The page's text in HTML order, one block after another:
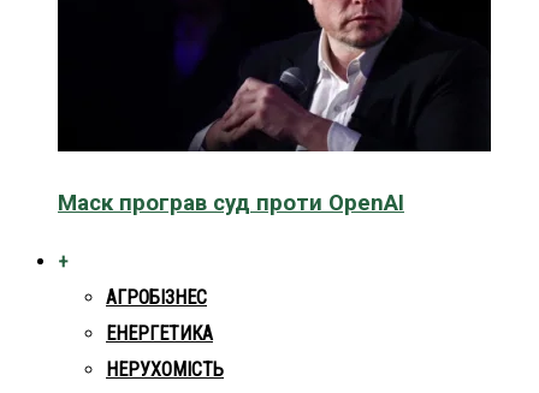
Маск програв суд проти OpenAI
+
АГРОБІЗНЕС
ЕНЕРГЕТИКА
НЕРУХОМІСТЬ